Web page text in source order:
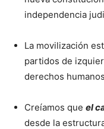
independencia
La movilización
partidos de
derechos
Creíamos que el
desde la